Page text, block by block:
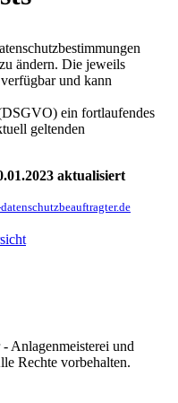
ändern. Die jeweils
und kann
ein fortlaufendes
geltenden
aktualisiert
Anlagenmeisterei und
Rechte vorbehalten.